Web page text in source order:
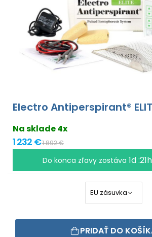
Electro Antiperspirant®
Na sklade 4x
1 232 €1 892 €
Do konca zľavy zostáva1d
PRIDAŤ DO